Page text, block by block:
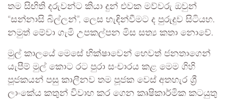
තම සිඟිති දරුවන්ට කියා දුන් එවක මව්වරු ඔවුන්
“සන්නාසි බිල්ලන්”, ලෙස හැඳින්වීමට ද පුරුදුව සිටියහ.
නමුත් මේවා ගැමි උපකල්පන මිස සත්‍ය කතා නොවේ.
මුල් කාලයේ මෙසේ භික්ෂාවෙන් හෙවත් ජනතාගෙන්
යැපීම් මුල් කොට රට පුරා සංචාරය කළ මෙම ගිහි
පූජකයන් පසු කාලීනව තම පූජක වෙස් අතහැර ශ්‍රී
ලාංකේය කතුන් විවාහ කර ගෙන කෘෂිකාර්මික කටයුතු